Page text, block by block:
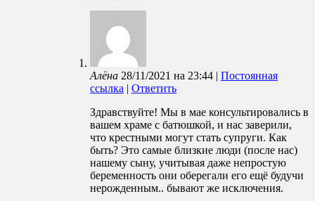
Алёна 28/11/2021 на 23:44 | Постоянная
ссылка | Ответить
Здравствуйте! Мы в мае консультировались в
вашем храме с батюшкой, и нас заверили,
что крестными могут стать супруги. Как
быть? Это самые близкие люди (после нас)
нашему сыну, учитывая даже непростую
беременность они оберегали его ещё будучи
нерожденным.. бывают же исключения.